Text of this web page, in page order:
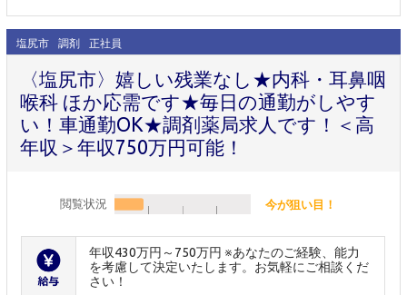
塩尻市 調剤 正社員
〈塩尻市〉嬉しい残業なし★内科・耳鼻咽
喉科 ほか応需です★毎日の通勤がしやす
い！車通勤OK★調剤薬局求人です！＜高
年収＞年収750万円可能！
閲覧状況 今が狙い目！
年収430万円～750万円 ※あなたのご経験、能力
を考慮して決定いたします。お気軽にご相談くだ
さい！